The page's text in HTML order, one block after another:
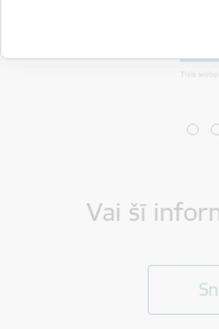
Vai šī